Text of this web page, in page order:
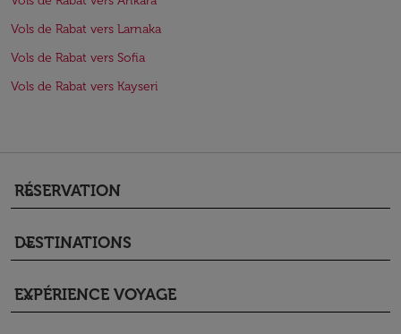
Vols de Rabat vers Larnaka
Vols de Rabat vers Sofia
Vols de Rabat vers Kayseri
RÉSERVATION
keyboard_arrow_down
DESTINATIONS
keyboard_arrow_down
EXPÉRIENCE VOYAGE
keyboard_arrow_down